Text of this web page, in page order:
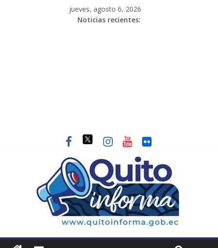
jueves, agosto 6, 2026
Noticias recientes: